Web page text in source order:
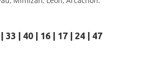
33 | 40 | 16 | 17 | 24 | 47